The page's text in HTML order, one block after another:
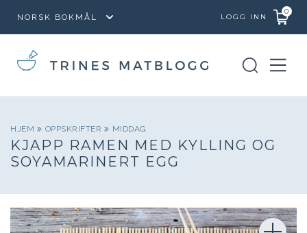
LOGG INN
0
HJEM OPPSKRIFTER MIDDAG
KJAPP RAMEN MED KYLLING OG
SOYAMARINERT EGG